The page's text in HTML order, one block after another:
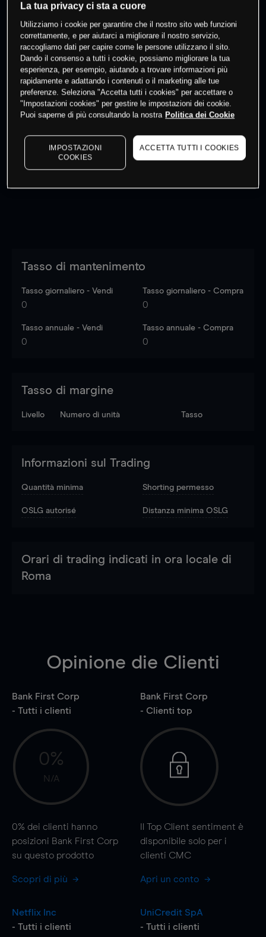
% dei clienti hanno posizioni
questo prodotto
Fai trading
I prezzi sono solo indicativi. Accediper vedere gli ultimi
dati di mercato
to see latest market data
Tasso di mantenimento
Tasso giornaliero - Vendi
0
Tasso giornaliero - Compra
0
Tasso annuale - Vendi
0
Tasso annuale - Compra
0
Tasso di margine
Livello Numero di unità Tasso
Informazioni sul Trading
Quantità minima Shorting permesso
OSLG autorisé Distanza minima OSLG
Orari di trading indicati in ora locale di
Roma
Opinione die Clienti
Bank First Corp
- Tutti i clienti
0%
N/A
0% dei clienti hanno
posizioni Bank First Corp
su questo prodotto
Scopri di più
Bank First Corp
- Clienti top
Il Top Client sentiment è
disponibile solo per i
clienti CMC
Apri un conto
Netflix Inc
- Tutti i clienti
UniCredit SpA
- Tutti i clienti
La tua privacy ci sta a cuore
Utilizziamo i cookie per garantire che il nostro sito web funzioni
correttamente, e per aiutarci a migliorare il nostro servizio,
raccogliamo dati per capire come le persone utilizzano il sito.
Dando il consenso a tutti i cookie, possiamo migliorare la tua
esperienza, per esempio, aiutando a trovare informazioni più
rapidamente e adattando i contenuti o il marketing alle tue
preferenze. Seleziona "Accetta tutti i cookies" per accettare o
"Impostazioni cookies" per gestire le impostazioni dei cookie.
Puoi saperne di più consultando la nostra Politica dei Cookie
IMPOSTAZIONI
COOKIES
ACCETTA TUTTI I COOKIES